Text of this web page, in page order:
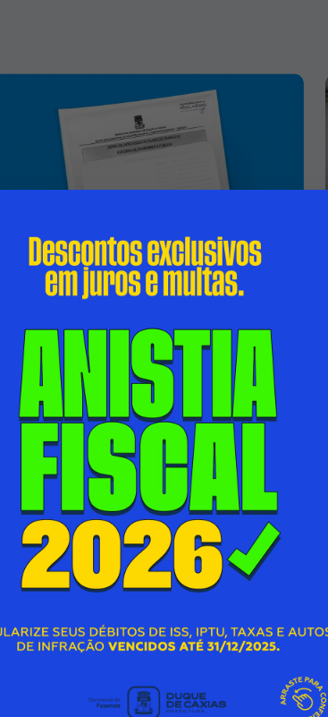
TRABALHO - DISPENSA DE
CHAMAMENTO PÚBLICO
07/08/2026 00:00
SECRETARIA MUNICIPAL DE ASSISTÊNCIA SOCIAL E
DIREITOS HUMANOS
Acessar Notícia